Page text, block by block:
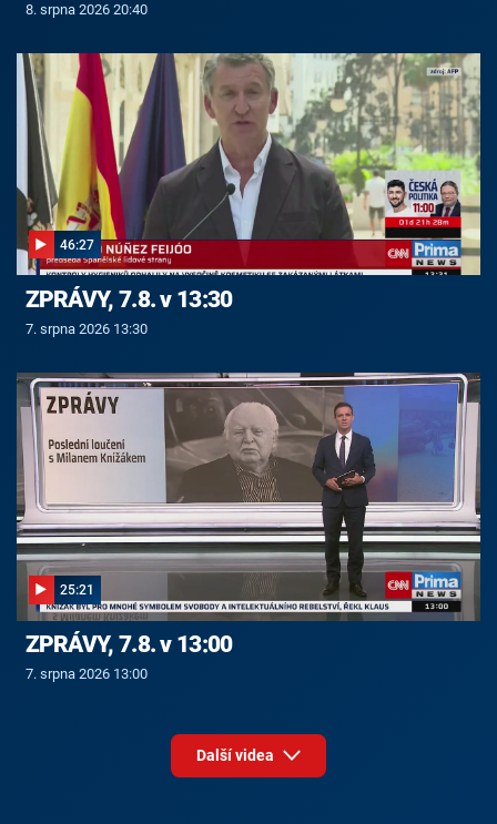
8. srpna 2026 20:40
46:27
ZPRÁVY, 7.8. v 13:30
7. srpna 2026 13:30
25:21
ZPRÁVY, 7.8. v 13:00
7. srpna 2026 13:00
Další videa